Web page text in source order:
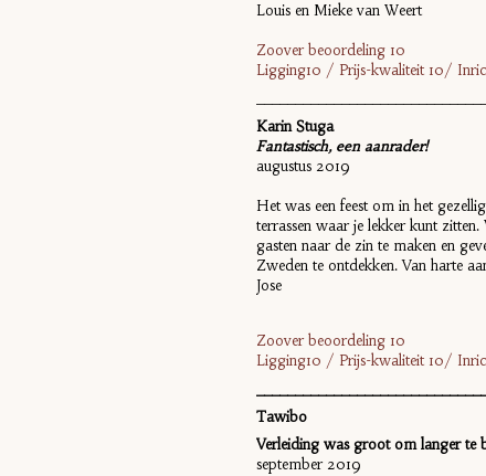
Louis en Mieke van Weert
Zoover beoordeling 10
Ligging10 / Prijs-kwaliteit 10/
Karin Stuga
Fantastisch, een aanrader!
augustus 2019
Het was een feest om in het
terrassen waar je lekker kunt
gasten naar de zin te maken en
Zweden te ontdekken. Van harte
Jose
Zoover beoordeling 10
Ligging10 / Prijs-kwaliteit 10/
Tawibo
Verleiding was groot om langer te
september 2019